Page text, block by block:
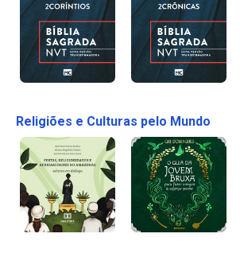
Religiões e Culturas pelo Mundo